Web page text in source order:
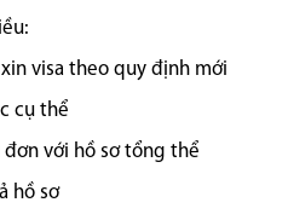
visa theo quy định mới
cụ thể
với hồ sơ tổng thể
hồ sơ